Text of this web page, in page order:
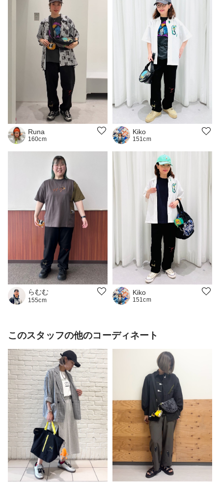
Runa
160cm
Kiko
151cm
らむむ
155cm
Kiko
151cm
このスタッフの他のコーディネート